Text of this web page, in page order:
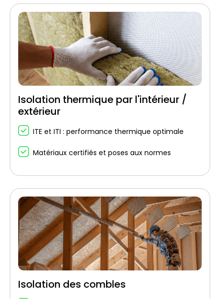
Isolation thermique par l'intérieur /
extérieur
ITE et ITI : performance thermique optimale
Matériaux certifiés et poses aux normes
Isolation des combles